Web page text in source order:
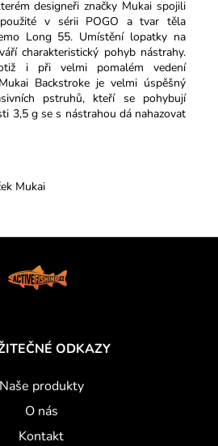
designeři značky Mukai spojili
v sérii POGO a tvar těla
Long 55. Umístění lopatky na
charakteristický pohyb nástrahy.
i při velmi pomalém vedení
Mukai Backstroke je velmi úspěšný
pstruhů, kteří se pohybují
3,5 g se s nástrahou dá nahazovat
Mukai
ODKAZY
Naše produkty
O nás
Kontakt